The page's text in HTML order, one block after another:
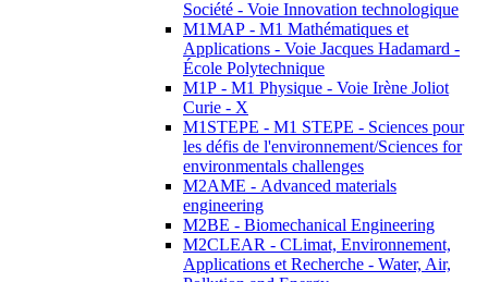
Société - Voie Innovation technologique
M1MAP - M1 Mathématiques et
Applications - Voie Jacques Hadamard -
École Polytechnique
M1P - M1 Physique - Voie Irène Joliot
Curie - X
M1STEPE - M1 STEPE - Sciences pour
les défis de l'environnement/Sciences for
environmentals challenges
M2AME - Advanced materials
engineering
M2BE - Biomechanical Engineering
M2CLEAR - CLimat, Environnement,
Applications et Recherche - Water, Air,